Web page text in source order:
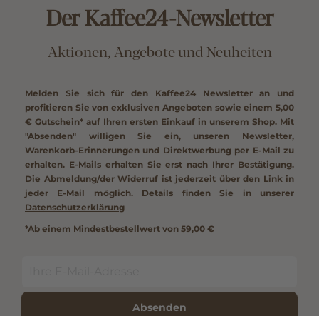
Der Kaffee24-Newsletter
Aktionen, Angebote und Neuheiten
Melden Sie sich für den Kaffee24 Newsletter an und
profitieren Sie von exklusiven Angeboten sowie einem 5,00
€ Gutschein* auf Ihren ersten Einkauf in unserem Shop. Mit
"Absenden" willigen Sie ein, unseren Newsletter,
Warenkorb-Erinnerungen und Direktwerbung per E-Mail zu
erhalten. E-Mails erhalten Sie erst nach Ihrer Bestätigung.
Die Abmeldung/der Widerruf ist jederzeit über den Link in
jeder E-Mail möglich. Details finden Sie in unserer
Datenschutzerklärung
*Ab einem Mindestbestellwert von 59,00 €
Absenden